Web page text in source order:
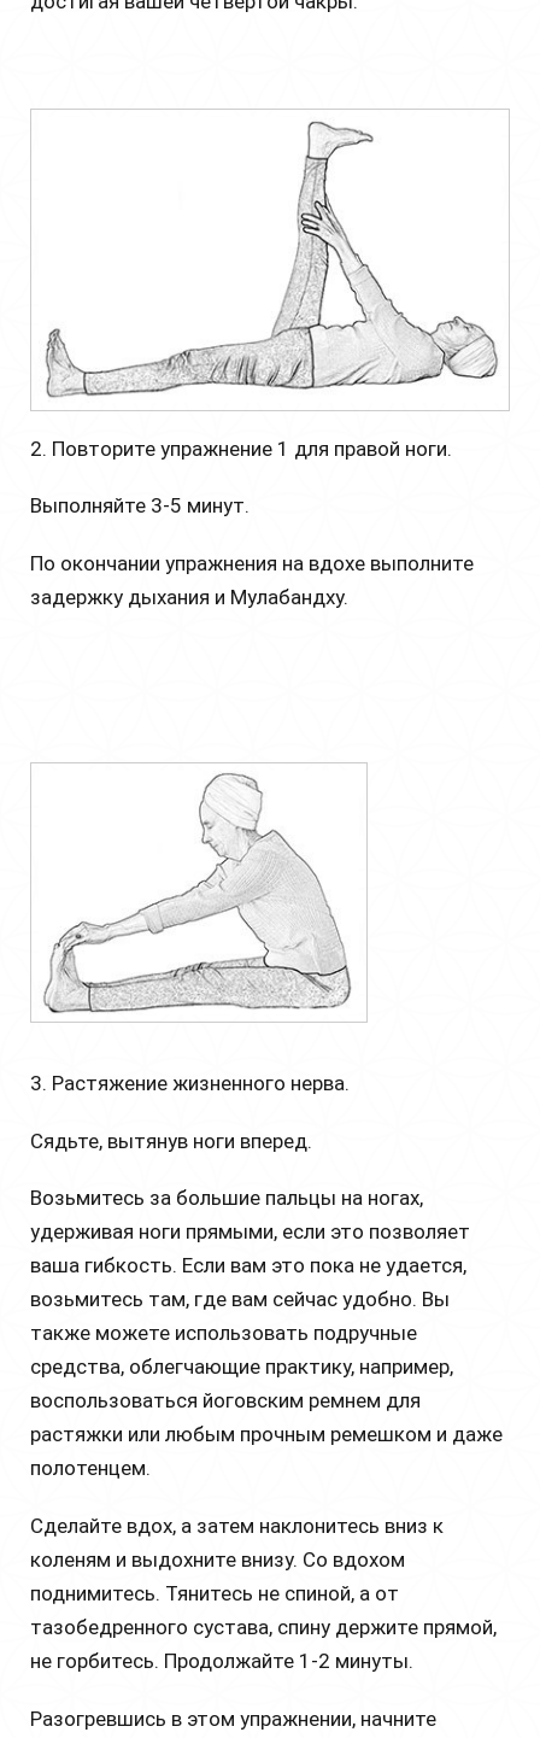
2. Повторите упражнение 1 для правой ноги.
Выполняйте 3-5 минут.
По окончании упражнения на вдохе выполните
задержку дыхания и Мулабандху.
3. Растяжение жизненного нерва.
Сядьте, вытянув ноги вперед.
Возьмитесь за большие пальцы на ногах,
удерживая ноги прямыми, если это позволяет
ваша гибкость. Если вам это пока не удается,
возьмитесь там, где вам сейчас удобно. Вы
также можете использовать подручные
средства, облегчающие практику, например,
воспользоваться йоговским ремнем для
растяжки или любым прочным ремешком и даже
полотенцем.
Сделайте вдох, а затем наклонитесь вниз к
коленям и выдохните внизу. Со вдохом
поднимитесь. Тянитесь не спиной, а от
тазобедренного сустава, спину держите прямой,
не горбитесь. Продолжайте 1-2 минуты.
Разогревшись в этом упражнении, начните